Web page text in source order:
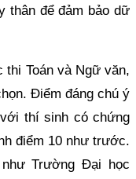
thân để đảm bảo dữ
thi Toán và Ngữ văn,
Điểm đáng chú ý
thí sinh có chứng
điểm 10 như trước.
Trường Đại học